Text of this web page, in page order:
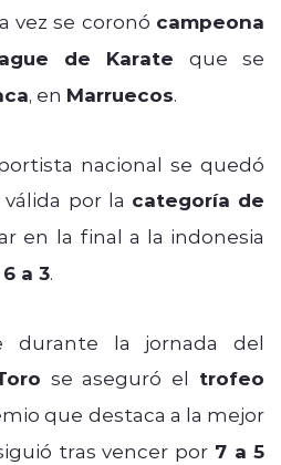
vez se coronó campeona
de Karate que se
, en Marruecos.
nacional se quedó
por la categoría de
en la final a la indonesia
a 3.
durante la jornada del
se aseguró el trofeo
que destaca a la mejor
tras vencer por7 a 5